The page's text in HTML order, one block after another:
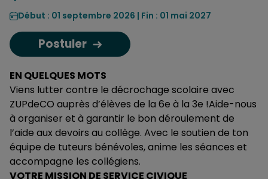
Début : 01 septembre 2026 | Fin : 01 mai 2027
Postuler
EN QUELQUES MOTS
Viens lutter contre le décrochage scolaire avec
ZUPdeCO auprès d’élèves de la 6e à la 3e !Aide-nous
à organiser et à garantir le bon déroulement de
l’aide aux devoirs au collège. Avec le soutien de ton
équipe de tuteurs bénévoles, anime les séances et
accompagne les collégiens.
VOTRE MISSION DE SERVICE CIVIQUE